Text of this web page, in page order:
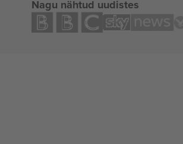
Nagu nähtud uudistes